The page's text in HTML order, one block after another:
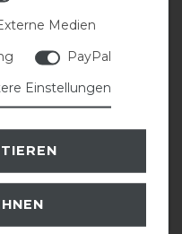
WATTENS
unisex
€ *
Paar
Medien
PayPal
Einstellungen